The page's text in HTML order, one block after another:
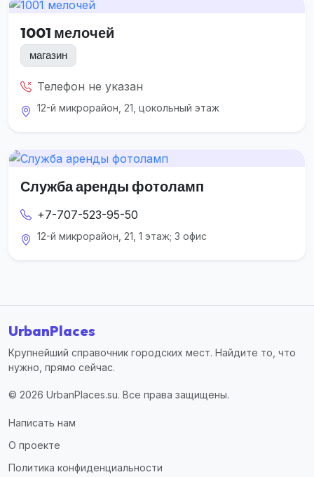
1001 мелочей
магазин
Телефон не указан
12-й микрорайон, 21, цокольный этаж
Служба аренды фотоламп
+7-707-523-95-50
12-й микрорайон, 21, 1 этаж; 3 офис
UrbanPlaces
Крупнейший справочник городских мест. Найдите то, что
нужно, прямо сейчас.
© 2026 UrbanPlaces.su. Все права защищены.
Написать нам
О проекте
Политика конфиденциальности